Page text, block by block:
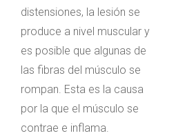
distensiones, la lesión se
produce a nivel muscular y
es posible que algunas de
las fibras del músculo se
rompan. Esta es la causa
por la que el músculo se
contrae e inflama.